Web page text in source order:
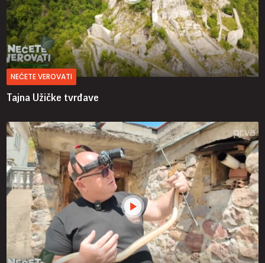
NEĆETE VEROVATI
Tajna Užičke tvrđave